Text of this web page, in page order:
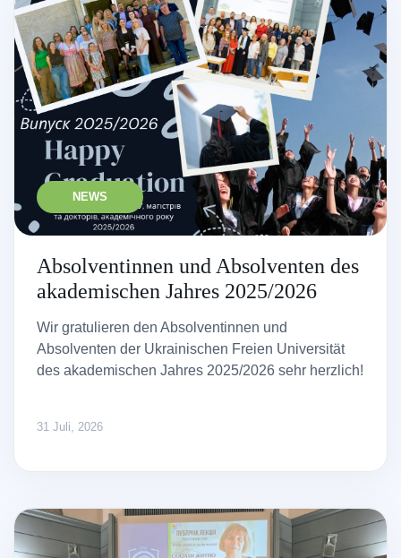
NEWS
Absolventinnen und Absolventen des
akademischen Jahres 2025/2026
Wir gratulieren den Absolventinnen und
Absolventen der Ukrainischen Freien Universität
des akademischen Jahres 2025/2026 sehr herzlich!
31 Juli, 2026